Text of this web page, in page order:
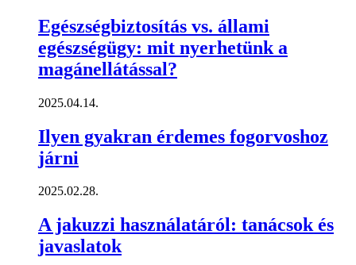
Egészségbiztosítás vs. állami
egészségügy: mit nyerhetünk a
magánellátással?
2025.04.14.
Ilyen gyakran érdemes fogorvoshoz
járni
2025.02.28.
A jakuzzi használatáról: tanácsok és
javaslatok